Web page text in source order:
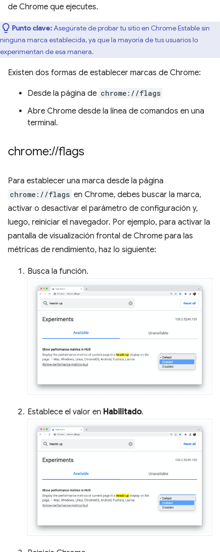
de Chrome que ejecutes.
Punto clave: Asegúrate de probar tu sitio en Chrome Estable sin
ninguna marca establecida, ya que la mayoría de tus usuarios lo
experimentan de esa manera.
Existen dos formas de establecer marcas de Chrome:
Desde la página de chrome://flags
Abre Chrome desde la línea de comandos en una
terminal.
chrome://flags
Para establecer una marca desde la página
chrome://flags en Chrome, debes buscar la marca,
activar o desactivar el parámetro de configuración y,
luego, reiniciar el navegador. Por ejemplo, para activar la
pantalla de visualización frontal de Chrome para las
métricas de rendimiento, haz lo siguiente:
Busca la función.
Establece el valor en Habilitado.